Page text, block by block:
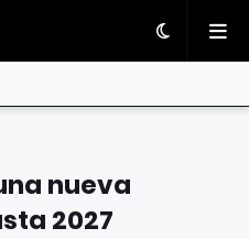
nueva
2027